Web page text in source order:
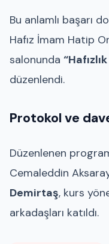
Bu anlamlı başarı
Hafız İmam Hatip
salonunda
düzenlendi.
Protokol ve
Düzenlenen
Cemaleddin
Demirtaş, kurs
arkadaşları katıldı.